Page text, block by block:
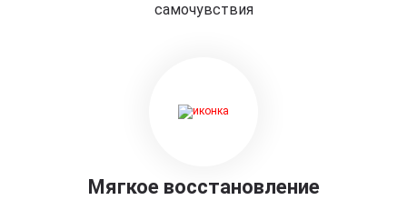
самочувствия
Мягкое восстановление